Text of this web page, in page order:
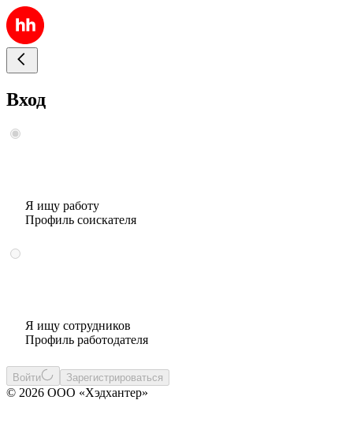
Вход
Я ищу работу
Профиль соискателя
Я ищу сотрудников
Профиль работодателя
Войти Зарегистрироваться
© 2026 ООО «Хэдхантер»